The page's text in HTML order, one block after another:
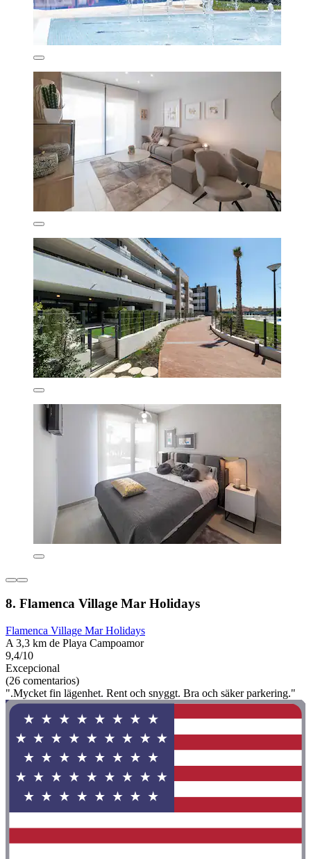
8. Flamenca Village Mar Holidays
Flamenca Village Mar Holidays
A 3,3 km de Playa Campoamor
9,4/10
Excepcional
(26 comentarios)
".Mycket fin lägenhet. Rent och snyggt. Bra och säker parkering."